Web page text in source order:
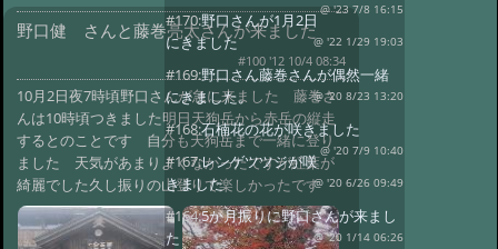
野口健 さんと藤巻亮太さんが来ました
#100 '12 10/4 08:34
10月2日夜7時頃野口さんが急に来ました 藤巻さ
んは10時頃つきました明日天狗岳から赤岳の縦走
するとのことです 自分も天狗岳まで一緒に登り
ました 天気があまりよくなかったですが紅葉が
綺麗でした久し振りの山登りで楽しかったです
@ '23 7/8 16:15
#170:野口さんが1月2日
にきました
@ '22 1/29 19:03
#169:野口さん藤巻さんが偶然一緒
にきました。
@ '20 8/23 13:20
#168:石楠花の花が咲きました
@ '20 7/9 10:40
#167:レンゲツツジが咲
きました
@ '20 6/26 09:49
#164:5か月振りに野口さんが来まし
た
@ '20 1/14 06:26